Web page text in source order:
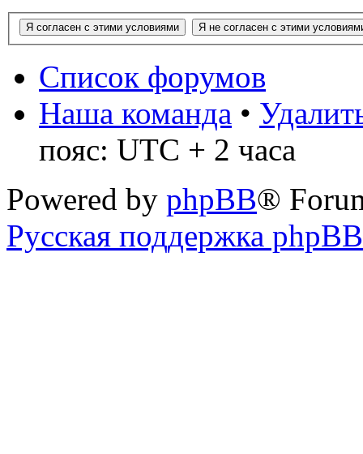
Список форумов
Наша команда •
пояс: UTC + 2 часа
Powered by phpBB®
Русская поддержка phpBB